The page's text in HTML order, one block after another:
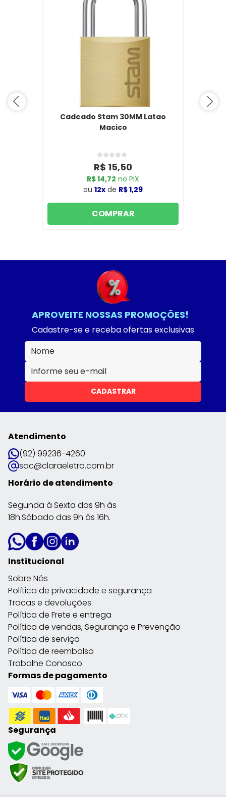
Cadeado Stam 30MM Latao
Macico
R$ 15,50
R$ 14,72 no PIX
ou 12x de R$ 1,29
COMPRAR
APROVEITE NOSSAS PROMOÇÕES!
Cadastre-se e receba ofertas exclusivas
CADASTRAR
Atendimento
(92) 99236-4260
sac@claraeletro.com.br
Horário de atendimento
Segunda à Sexta das 9h às
18h.Sábado das 9h às 16h.
Institucional
Sobre Nós
Política de privacidade e segurança
Trocas e devoluções
Política de Frete e entrega
Política de vendas, Segurança e Prevenção
Política de serviço
Política de reembolso
Trabalhe Conosco
Formas de pagamento
Segurança